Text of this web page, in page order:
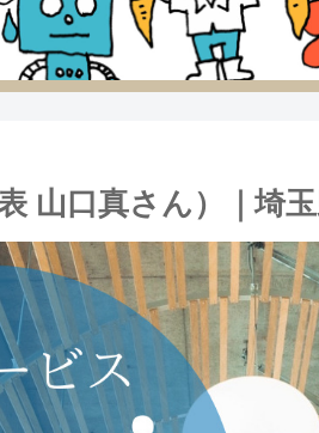
山口真さん）｜埼